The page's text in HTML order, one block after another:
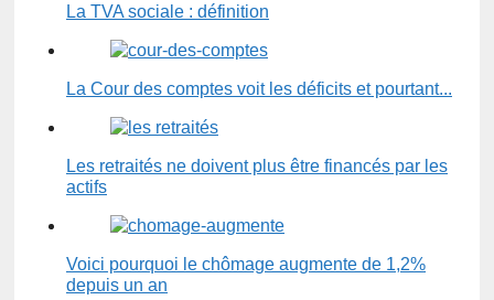
La TVA sociale : définition
La Cour des comptes voit les déficits et pourtant...
Les retraités ne doivent plus être financés par les
actifs
Voici pourquoi le chômage augmente de 1,2%
depuis un an